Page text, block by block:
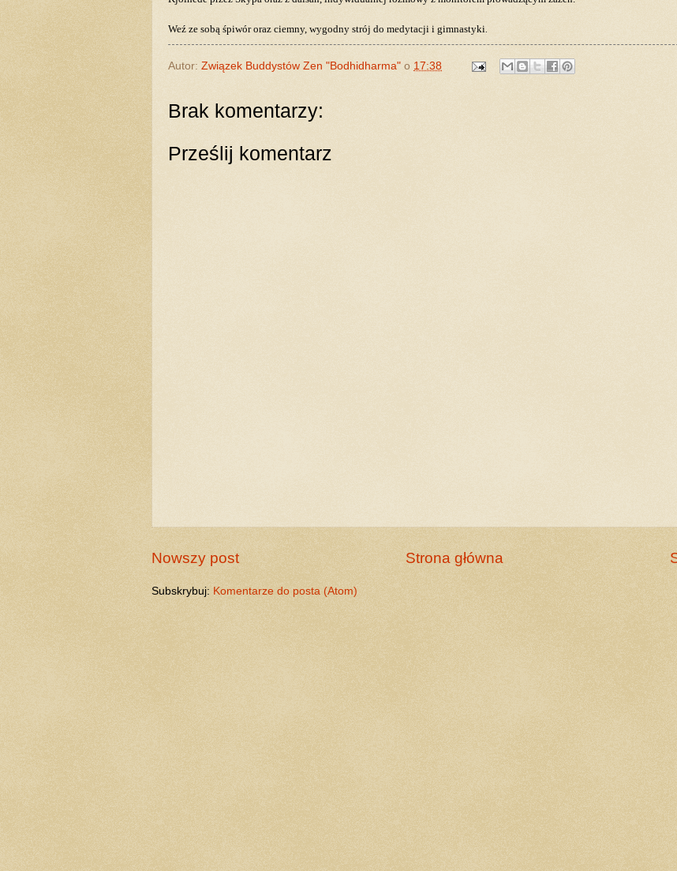
Weź ze sobą śpiwór oraz ciemny, wygodny strój do medytacji i gimnastyki
Autor: Związek Buddystów Zen "Bodhidharma" o 17:38
Brak komentarzy:
Prześlij komentarz
Nowszy post Strona główna
Subskrybuj: Komentarze do posta (Atom)